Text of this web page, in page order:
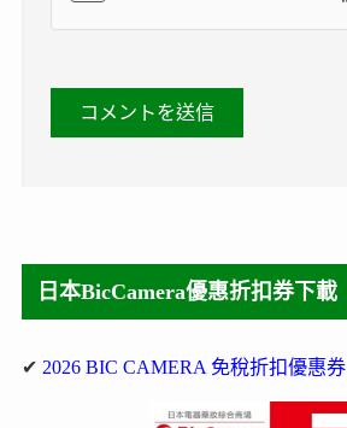
日本BicCamera優惠折扣券下載
✔ 2026 BIC CAMERA 免稅折扣優惠券